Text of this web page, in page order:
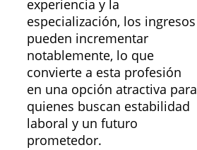
experiencia y la
especialización, los ingresos
pueden incrementar
notablemente, lo que
convierte a esta profesión
en una opción atractiva para
quienes buscan estabilidad
laboral y un futuro
prometedor.